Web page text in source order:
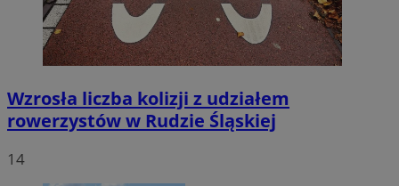
Wzrosła liczba kolizji z udziałem
rowerzystów w Rudzie Śląskiej
14